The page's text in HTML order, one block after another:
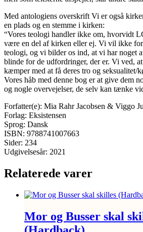
Med antologiens overskrift Vi er også
en plads og en stemme i kirken:
“Vores teologi handler ikke om, hvorvidt
være en del af kirken eller ej. Vi vil ikke
teologi, og vi bilder os ind, at vi har noget
blinde for de udfordringer, der er. Vi ved,
kæmper med at få deres tro og seksualitet/
Vores håb med denne bog er at give dem
og nogle overvejelser, de selv kan tænke
Forfatter(e): Mia Rahr Jacobsen & Viggo
Forlag: Eksistensen
Sprog: Dansk
ISBN: 9788741007663
Sider: 234
Udgivelsesår: 2021
Relaterede varer
Mor og Busser skal